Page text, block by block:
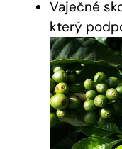
Vaječné
který